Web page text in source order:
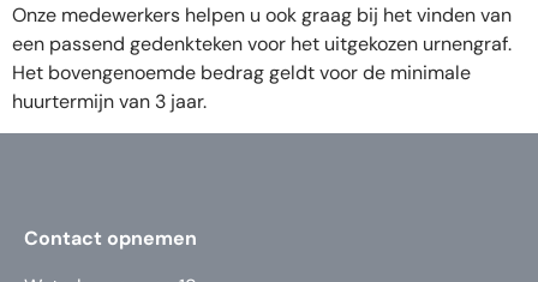
Onze medewerkers helpen u ook graag bij het vinden van
een passend gedenkteken voor het uitgekozen urnengraf.
Het bovengenoemde bedrag geldt voor de minimale
huurtermijn van 3 jaar.
Contact opnemen